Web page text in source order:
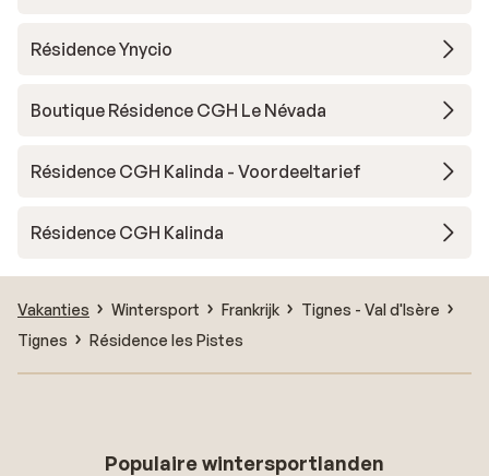
Résidence Ynycio
Boutique Résidence CGH Le Névada
Résidence CGH Kalinda - Voordeeltarief
Résidence CGH Kalinda
Vakanties Wintersport Frankrijk
Tignes - Val d'Isère
Tignes
Résidence les Pistes
Populaire wintersportlanden